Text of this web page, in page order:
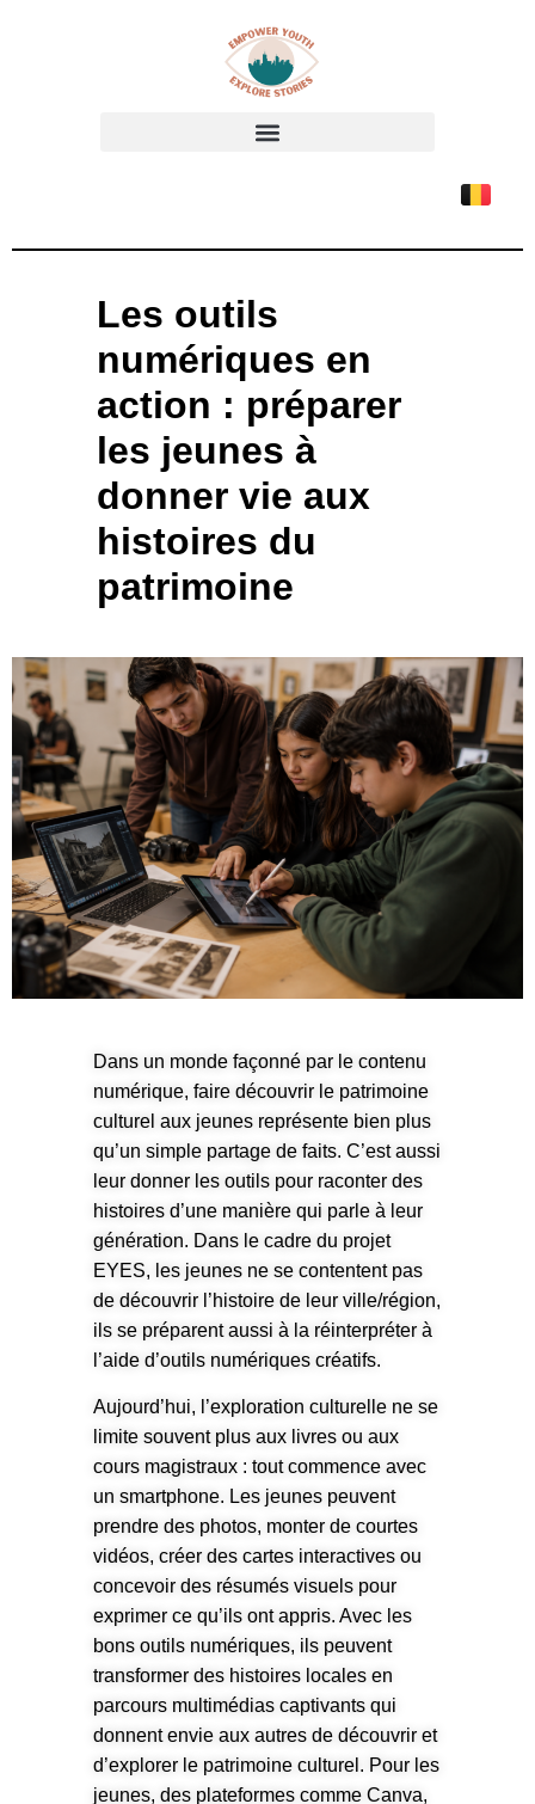
Les outils
numériques en
action : préparer
les jeunes à
donner vie aux
histoires du
patrimoine
Dans un monde façonné par le contenu
numérique, faire découvrir le patrimoine
culturel aux jeunes représente bien plus
qu’un simple partage de faits. C’est aussi
leur donner les outils pour raconter des
histoires d’une manière qui parle à leur
génération. Dans le cadre du projet
EYES, les jeunes ne se contentent pas
de découvrir l’histoire de leur ville/région,
ils se préparent aussi à la réinterpréter à
l’aide d’outils numériques créatifs.
Aujourd’hui, l’exploration culturelle ne se
limite souvent plus aux livres ou aux
cours magistraux : tout commence avec
un smartphone. Les jeunes peuvent
prendre des photos, monter de courtes
vidéos, créer des cartes interactives ou
concevoir des résumés visuels pour
exprimer ce qu’ils ont appris. Avec les
bons outils numériques, ils peuvent
transformer des histoires locales en
parcours multimédias captivants qui
donnent envie aux autres de découvrir et
d’explorer le patrimoine culturel. Pour les
jeunes, des plateformes comme Canva,